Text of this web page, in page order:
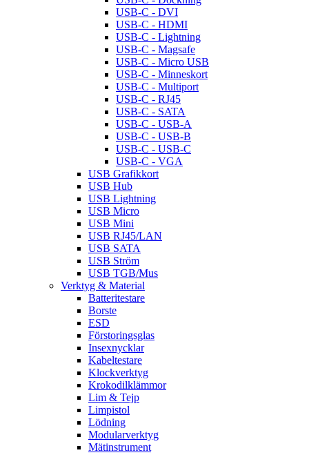
USB-C - DVI
USB-C - HDMI
USB-C - Lightning
USB-C - Magsafe
USB-C - Micro USB
USB-C - Minneskort
USB-C - Multiport
USB-C - RJ45
USB-C - SATA
USB-C - USB-A
USB-C - USB-B
USB-C - USB-C
USB-C - VGA
USB Grafikkort
USB Hub
USB Lightning
USB Micro
USB Mini
USB RJ45/LAN
USB SATA
USB Ström
USB TGB/Mus
Verktyg & Material
Batteritestare
Borste
ESD
Förstoringsglas
Insexnycklar
Kabeltestare
Klockverktyg
Krokodilklämmor
Lim & Tejp
Limpistol
Lödning
Modularverktyg
Mätinstrument